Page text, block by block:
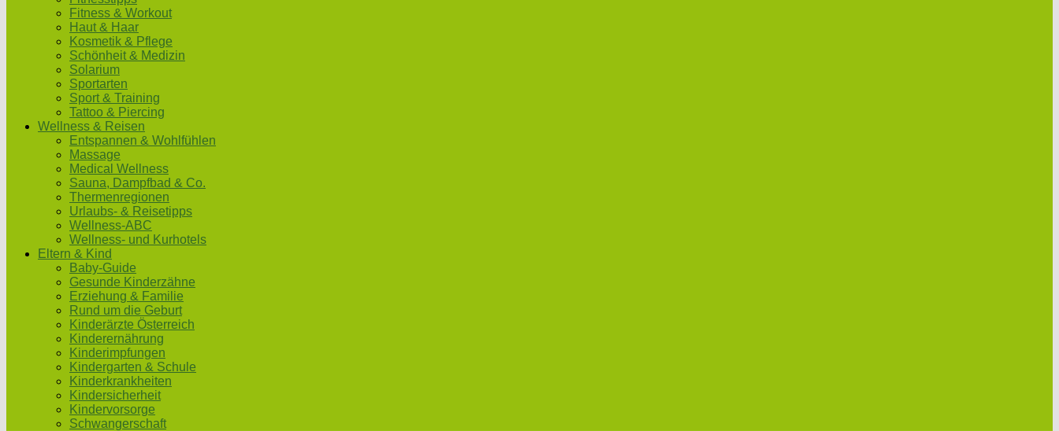
Fitness & Workout
Haut & Haar
Kosmetik & Pflege
Schönheit & Medizin
Solarium
Sportarten
Sport & Training
Tattoo & Piercing
Wellness & Reisen
Entspannen & Wohlfühlen
Massage
Medical Wellness
Sauna, Dampfbad & Co.
Thermenregionen
Urlaubs- & Reisetipps
Wellness-ABC
Wellness- und Kurhotels
Eltern & Kind
Baby-Guide
Gesunde Kinderzähne
Erziehung & Familie
Rund um die Geburt
Kinderärzte Österreich
Kinderernährung
Kinderimpfungen
Kindergarten & Schule
Kinderkrankheiten
Kindersicherheit
Kindervorsorge
Schwangerschaft